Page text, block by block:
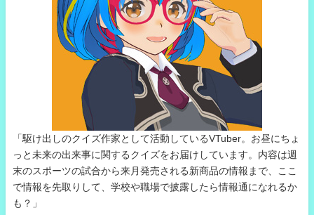
「駆け出しのクイズ作家として活動しているVTuber。お昼にちょ
っと未来の出来事に関するクイズをお届けしています。内容は週
末のスポーツの試合から来月発売される新商品の情報まで、ここ
で情報を先取りして、学校や職場で披露したら情報通になれるか
も？」